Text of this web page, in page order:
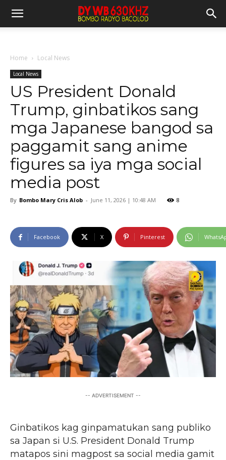
Home Local News
Local News
US President Donald
Trump, ginbatikos sang
mga Japanese bangod sa
paggamit sang anime
figures sa iya mga social
media post
By Bombo Mary Cris Alob - June 11, 2026 | 10:48 AM 8
Facebook X Pinterest
-- ADVERTISEMENT --
Ginbatikos kag ginpamatukan sang publiko
sa Japan si U.S. President Donald Trump
matapos sini magpost sa social media gamit